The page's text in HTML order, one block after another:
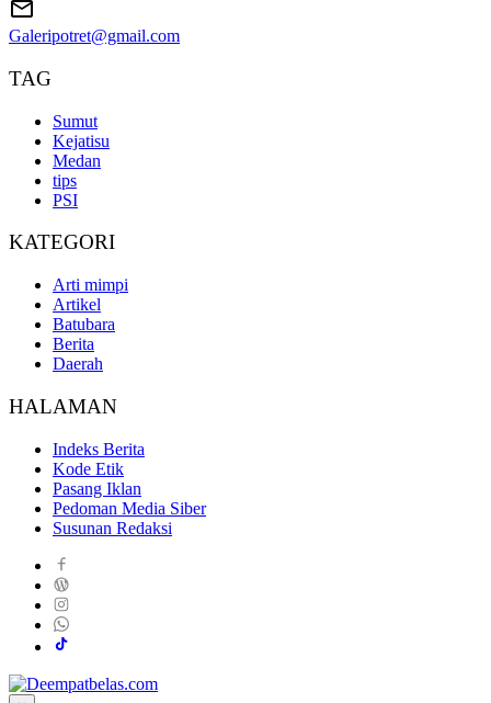
Galeripotret@gmail.com
TAG
Sumut
Kejatisu
Medan
tips
PSI
KATEGORI
Arti mimpi
Artikel
Batubara
Berita
Daerah
HALAMAN
Indeks Berita
Kode Etik
Pasang Iklan
Pedoman Media Siber
Susunan Redaksi